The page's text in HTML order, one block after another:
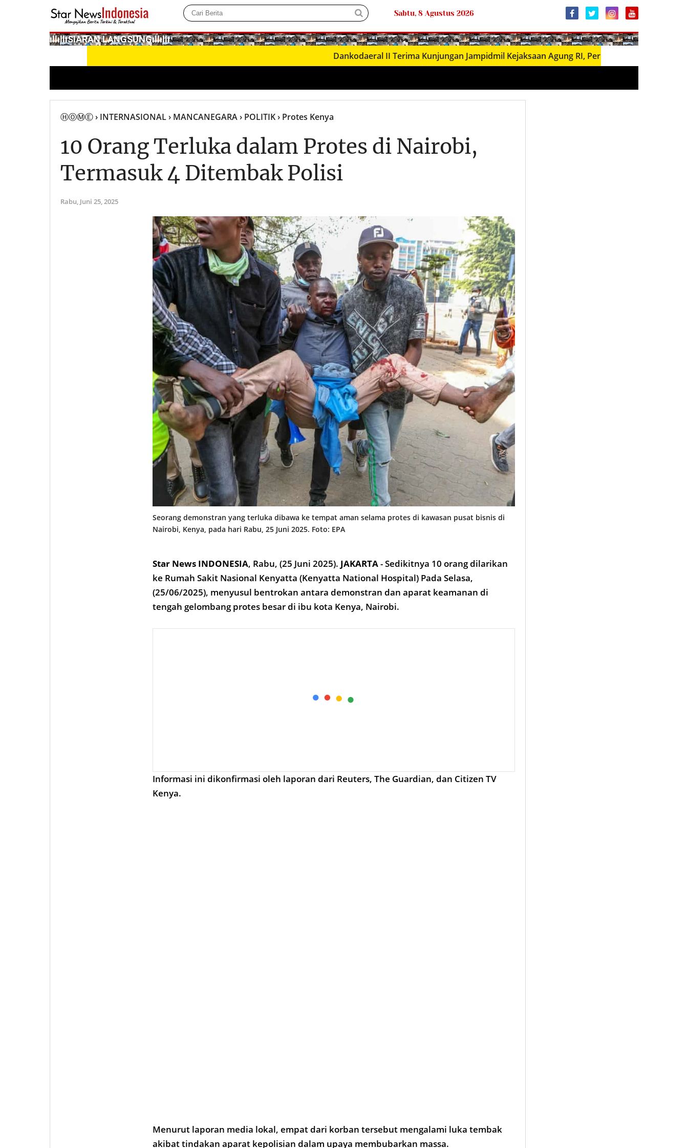
Sabtu, 8 Agustus 2026
­ıllıllıS͙I͙A͙R͙A͙N͙ L͙A͙N͙G͙S͙U͙N͙G͙ıllıllı ● LIVΞ Tᐯ
Dankodaeral II Terima Kunjungan Jampidmil Kejaksaan Agung RI, Perkuat Sinergi Penegakan
ⒽⓄⓂⒺ› INTERNASIONAL› MANCANEGARA› POLITIK› Protes Kenya
10 Orang Terluka dalam Protes di Nairobi,
Termasuk 4 Ditembak Polisi
Rabu, Juni 25, 2025
Seorang demonstran yang terluka dibawa ke tempat aman selama protes di kawasan pusat bisnis di
Nairobi, Kenya, pada hari Rabu, 25 Juni 2025. Foto: EPA
Star News INDONESIA, Rabu, (25 Juni 2025). JAKARTA- Sedikitnya 10 orang dilarikan
ke Rumah Sakit Nasional Kenyatta (Kenyatta National Hospital) Pada Selasa,
(25/06/2025), menyusul bentrokan antara demonstran dan aparat keamanan di
tengah gelombang protes besar di ibu kota Kenya, Nairobi.
Informasi ini dikonfirmasi oleh laporan dari Reuters, The Guardian, dan Citizen TV
Kenya.
Menurut laporan media lokal, empat dari korban tersebut mengalami luka tembak
akibat tindakan aparat kepolisian dalam upaya membubarkan massa.